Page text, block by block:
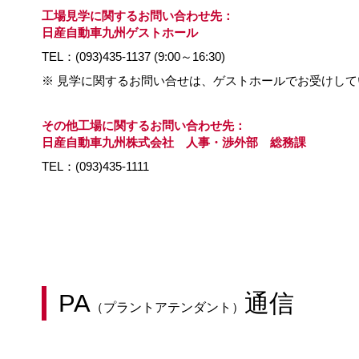
工場見学に関するお問い合わせ先：
日産自動車九州ゲストホール
TEL：(093)435-1137 (9:00～16:30)
※ 見学に関するお問い合せは、ゲストホールでお受けし
その他工場に関するお問い合わせ先：
日産自動車九州株式会社 人事・渉外部 総務課
TEL：(093)435-1111
PA （プラントアテンダント） 通信